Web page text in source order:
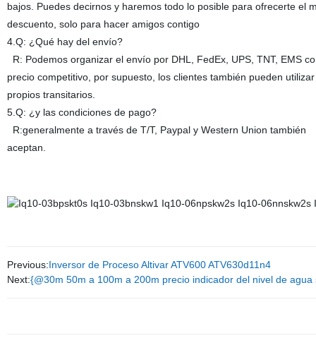
bajos. Puedes decirnos y haremos todo lo posible para ofrecerte el
descuento, solo para hacer amigos contigo
4.Q: ¿Qué hay del envío?
R: Podemos organizar el envío por DHL, FedEx, UPS, TNT, EMS
precio competitivo, por supuesto, los clientes también pueden
propios transitarios.
5.Q: ¿y las condiciones de pago?
R:generalmente a través de T/T, Paypal y Western Union también
aceptan.
Previous:Inversor de Proceso Altivar ATV600 ATV630d11n4
Next:{@30m 50m a 100m a 200m precio indicador del nivel de